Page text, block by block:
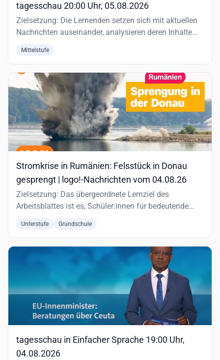
tagesschau 20:00 Uhr, 05.08.2026
Zielsetzung: Die Lernenden setzen sich mit aktuellen
Nachrichten auseinander, analysieren deren Inhalte
Mittelstufe
Stromkrise in Rumänien: Felsstück in Donau
gesprengt | logo!-Nachrichten vom 04.08.26
Zielsetzung: Das übergeordnete Lernziel des
Arbeitsblattes ist es, Schüler:innen für bedeutende
Unterstufe Grundschule
tagesschau in Einfacher Sprache 19:00 Uhr,
04.08.2026